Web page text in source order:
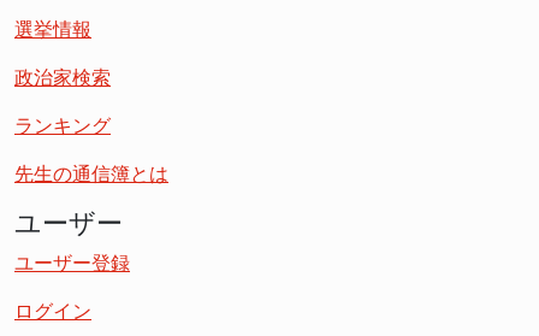
選挙情報
政治家検索
ランキング
先生の通信簿とは
ユーザー
ユーザー登録
ログイン